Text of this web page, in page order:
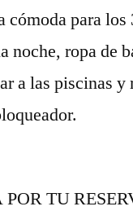
cómoda para los
noche, ropa de
a las piscinas y
TU